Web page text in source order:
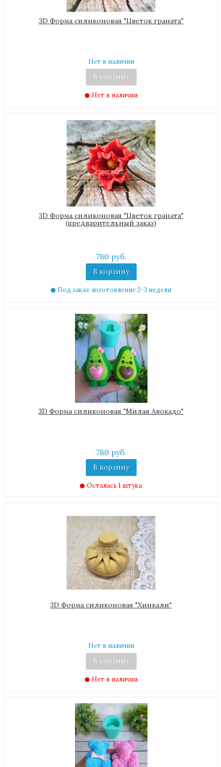
3D Форма силиконовая "Цветок граната"
Нет в наличии
В корзину
Нет в наличии
3D Форма силиконовая "Цветок граната"
(предварительный заказ)
780 руб.
В корзину
Под заказ: изготовление 2-3 недели
3D Форма силиконовая "Милая Авокадо"
780 руб.
В корзину
Осталась 1 штука
3D Форма силиконовая "Хинкали"
Нет в наличии
В корзину
Нет в наличии